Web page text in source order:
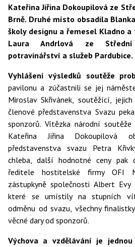
Kateřina Jiřina Dokoupilová ze
Brně. Druhé místo obsadila
školy designu a řemesel Kladno
Laura Andrlová ze
potravinářství a služeb Pardubice.
Vyhlášení výsledků soutěže
pavilonu a zúčastnili se jej
Miroslav Skřivánek, soutěžící,
členové představenstva Svazu
sponzorů. Vítězka národní
Kateřina Jiřina Dokoupilová
představenstva svazu Petra
chleba, další hodnotné ceny pak
ředitele hostitelské firmy OFI
zástupkyně společnosti Albert Evy
které se umístily na stupních
odměnu od svazu, všechny
věcné dary od sponzorů.
Výchova a vzdělávání je